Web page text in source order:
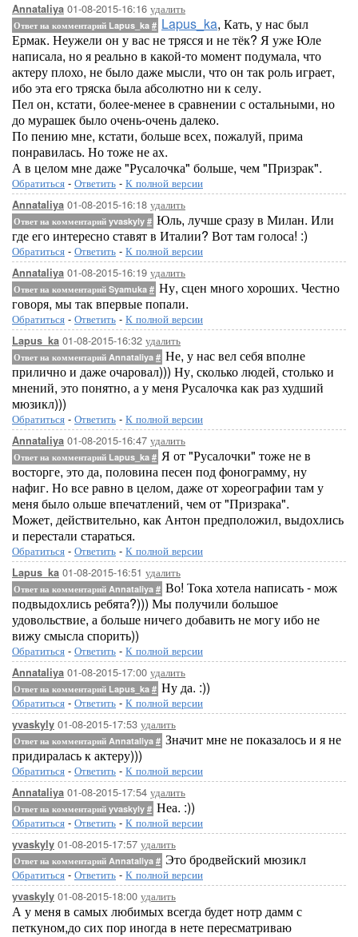
Annataliya 01-08-2015-16:16 удалить
Ответ на комментарий Lapus_ka # Lapus_ka, Кать, у нас был
Ермак. Неужели он у вас не трясся и не тёк? Я уже Юле
написала, но я реально в какой-то момент подумала, что
актеру плохо, не было даже мысли, что он так роль играет,
ибо эта его тряска была абсолютно ни к селу.
Пел он, кстати, более-менее в сравнении с остальными, но
до мурашек было очень-очень далеко.
По пению мне, кстати, больше всех, пожалуй, прима
понравилась. Но тоже не ах.
А в целом мне даже "Русалочка" больше, чем "Призрак".
Обратиться - Ответить - К полной версии
Annataliya 01-08-2015-16:18 удалить
Ответ на комментарий yvaskyly # Юль, лучше сразу в Милан. Или
где его интересно ставят в Италии? Вот там голоса! :)
Обратиться - Ответить - К полной версии
Annataliya 01-08-2015-16:19 удалить
Ответ на комментарий Syamuka # Ну, сцен много хороших. Честно
говоря, мы так впервые попали.
Обратиться - Ответить - К полной версии
Lapus_ka 01-08-2015-16:32 удалить
Ответ на комментарий Annataliya # Не, у нас вел себя вполне
прилично и даже очаровал))) Ну, сколько людей, столько и
мнений, это понятно, а у меня Русалочка как раз худший
мюзикл)))
Обратиться - Ответить - К полной версии
Annataliya 01-08-2015-16:47 удалить
Ответ на комментарий Lapus_ka # Я от "Русалочки" тоже не в
восторге, это да, половина песен под фонограмму, ну
нафиг. Но все равно в целом, даже от хореографии там у
меня было ольше впечатлений, чем от "Призрака".
Может, действительно, как Антон предположил, выдохлись
и перестали стараться.
Обратиться - Ответить - К полной версии
Lapus_ka 01-08-2015-16:51 удалить
Ответ на комментарий Annataliya # Во! Тока хотела написать - мож
подвыдохлись ребята?))) Мы получили большое
удовольствие, а больше ничего добавить не могу ибо не
вижу смысла спорить))
Обратиться - Ответить - К полной версии
Annataliya 01-08-2015-17:00 удалить
Ответ на комментарий Lapus_ka # Ну да. :))
Обратиться - Ответить - К полной версии
yvaskyly 01-08-2015-17:53 удалить
Ответ на комментарий Annataliya # Значит мне не показалось и я не
придиралась к актеру)))
Обратиться - Ответить - К полной версии
Annataliya 01-08-2015-17:54 удалить
Ответ на комментарий yvaskyly # Неа. :))
Обратиться - Ответить - К полной версии
yvaskyly 01-08-2015-17:57 удалить
Ответ на комментарий Annataliya # Это бродвейский мюзикл
Обратиться - Ответить - К полной версии
yvaskyly 01-08-2015-18:00 удалить
А у меня в самых любимых всегда будет нотр дамм с
петкуном,до сих пор иногда в нете пересматриваю